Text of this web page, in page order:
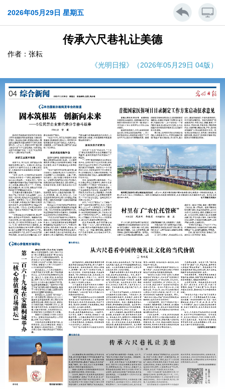
2026年05月29日 星期五
传承六尺巷礼让美德
作者：张耘
《光明日报》（2026年05月29日 04版）